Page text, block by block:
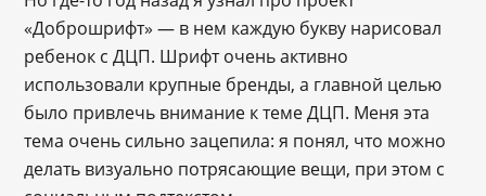
«Доброшрифт» — в нем каждую букву нарисовал
ребенок с ДЦП. Шрифт очень активно
использовали крупные бренды, а главной целью
было привлечь внимание к теме ДЦП. Меня эта
тема очень сильно зацепила: я понял, что можно
делать визуально потрясающие вещи, при этом с